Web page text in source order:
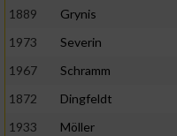
1889
Grynis
1973
Severin
1967
Schramm
1872
Dingfeldt
1933
Möller